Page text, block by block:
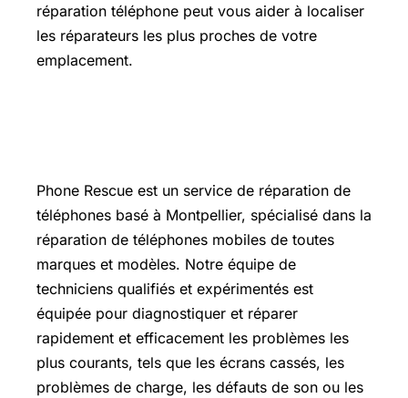
réparation téléphone peut vous aider à localiser
les réparateurs les plus proches de votre
emplacement.
Phone Rescue est un service de réparation de
téléphones basé à Montpellier, spécialisé dans la
réparation de téléphones mobiles de toutes
marques et modèles. Notre équipe de
techniciens qualifiés et expérimentés est
équipée pour diagnostiquer et réparer
rapidement et efficacement les problèmes les
plus courants, tels que les écrans cassés, les
problèmes de charge, les défauts de son ou les